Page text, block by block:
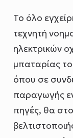
Το όλο
τεχνητή
ηλεκτρικών
μπαταρίας
όπου σε
παραγωγής
πηγές, θα